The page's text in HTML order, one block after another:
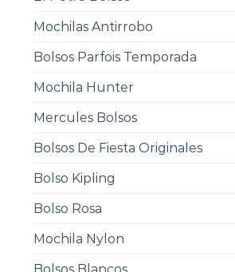
Mochilas Antirrobo
Bolsos Parfois Temporada
Mochila Hunter
Mercules Bolsos
Bolsos De Fiesta Originales
Bolso Kipling
Bolso Rosa
Mochila Nylon